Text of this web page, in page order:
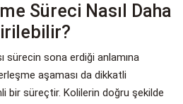
Süreci Nasıl Daha
sürecin sona erdiği anlamına
aşaması da dikkatli
bir süreçtir. Kolilerin doğru şekilde